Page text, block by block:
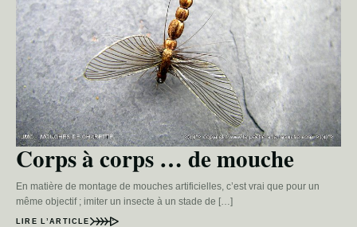
Corps à corps … de mouche
En matière de montage de mouches artificielles, c’est vrai que pour un
même objectif ; imiter un insecte à un stade de […]
LIRE L’ARTICLE